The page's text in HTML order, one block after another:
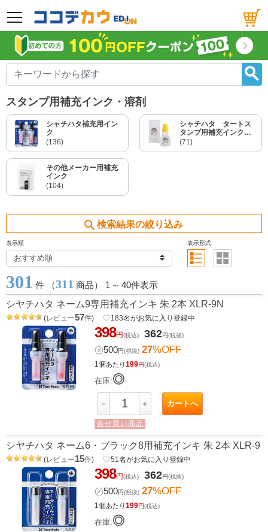
メニュー
スタンプ用補充インク・溶剤
シャチハタ補充用イン
ク
(136)
シャチハタ タートス
タンプ用補充インク、
溶剤
(71)
その他メーカー用補充
インク
(104)
search 検索結果の絞り込み
表示順 表示形式
301 件 （311 商品） 1 ～ 40件表示
シヤチハタ ネーム9専用補充インキ 朱 2本 XLR-9N
(レビュー57件) favorite_border183名がお気に入り登録中
398円(税込) 362円(税抜)
㋱500円(税抜) 27%OFF
1個あたり199円(税込)
在庫:◎
－ ＋ カートへ
合せ買い商品
シヤチハタ ネーム6・ブラック8用補充インキ 朱 2本 XLR-9
(レビュー15件) favorite_border51 名がお気に入り登録中
398円(税込) 362円(税抜)
㋱500円(税抜) 27%OFF
1個あたり199円(税込)
在庫:◎